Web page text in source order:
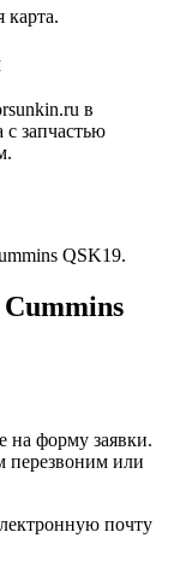
карта.
в
с запчастью
QSK19.
на форму заявки.
перезвоним или
почту